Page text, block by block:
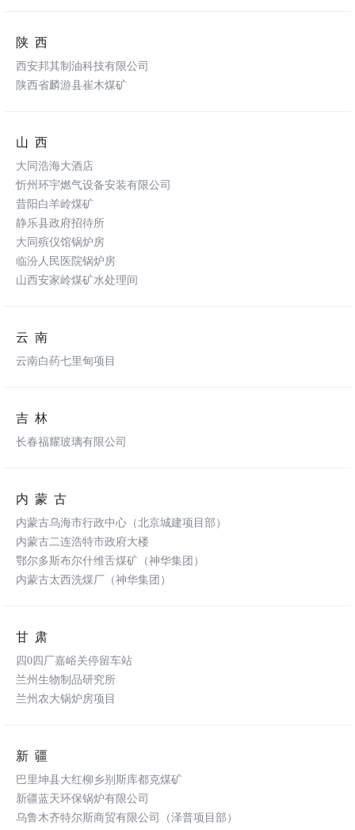
陕西
西安邦其制油科技有限公司
陕西省麟游县崔木煤矿
山西
大同浩海大酒店
忻州环宇燃气设备安装有限公司
昔阳白羊岭煤矿
静乐县政府招待所
大同殡仪馆锅炉房
临汾人民医院锅炉房
山西安家岭煤矿水处理间
云南
云南白药七里甸项目
吉林
长春福耀玻璃有限公司
内蒙古
内蒙古乌海市行政中心（北京城建项目部）
内蒙古二连浩特市政府大楼
鄂尔多斯布尔什维舌煤矿（神华集团）
内蒙古太西洗煤厂（神华集团）
甘肃
四0四厂嘉峪关停留车站
兰州生物制品研究所
兰州农大锅炉房项目
新疆
巴里坤县大红柳乡别斯库都克煤矿
新疆蓝天环保锅炉有限公司
乌鲁木齐特尔斯商贸有限公司（泽普项目部）